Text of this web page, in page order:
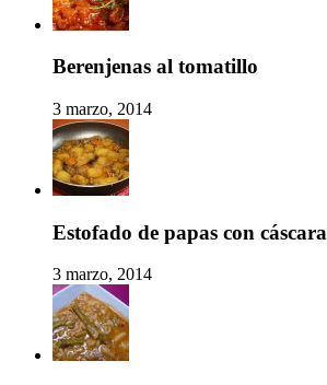
Berenjenas al tomatillo
3 marzo, 2014
Estofado de papas con cáscara
3 marzo, 2014